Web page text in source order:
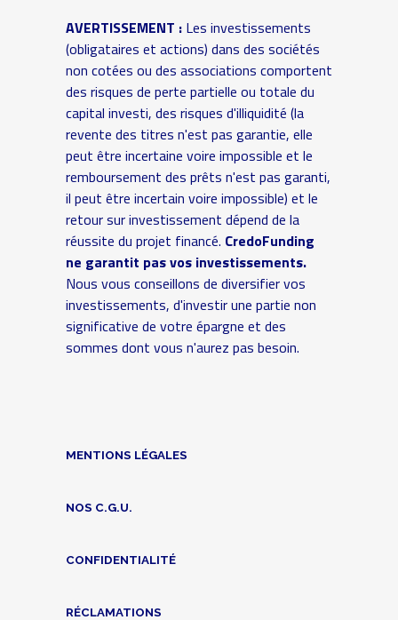
AVERTISSEMENT :Les investissements
(obligataires et actions) dans des sociétés
non cotées ou des associations comportent
des risques de perte partielle ou totale du
capital investi, des risques d'illiquidité (la
revente des titres n'est pas garantie, elle
peut être incertaine voire impossible et le
remboursement des prêts n'est pas garanti,
il peut être incertain voire impossible) et le
retour sur investissement dépend de la
réussite du projet financé. CredoFunding
ne garantit pas vos investissements.
Nous vous conseillons de diversifier vos
investissements, d'investir une partie non
significative de votre épargne et des
sommes dont vous n'aurez pas besoin.
MENTIONS LÉGALES
NOS C.G.U.
CONFIDENTIALITÉ
RÉCLAMATIONS